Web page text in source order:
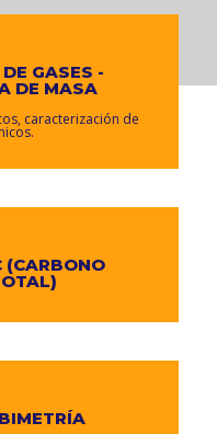
GASES -
DE MASA
caracterización de